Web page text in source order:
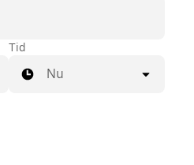
Tid
Nu